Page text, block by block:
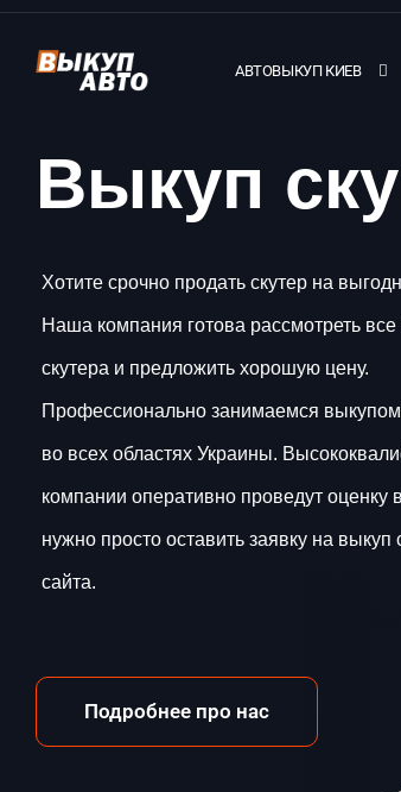
АВТОВЫКУП КИЕВ
Выкуп
Хотите срочно продать скутер на
Наша компания готова рассмотреть
скутера и предложить хорошую цену.
Профессионально занимаемся выкупом
во всех областях Украины.
компании оперативно проведут оценку
нужно просто оставить заявку на
сайта.
Подробнее про нас